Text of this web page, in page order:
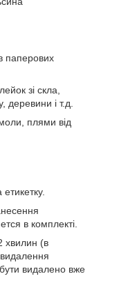
паперових
зі скла,
деревини і т.д.
плями від
в комплекті.
хвилин (в
видалення
видалено вже